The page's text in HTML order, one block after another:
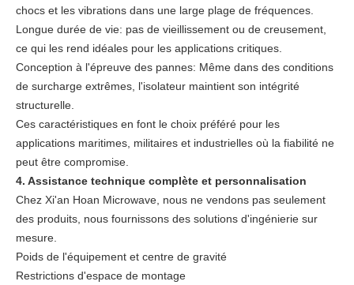
chocs et les vibrations dans une large plage de fréquences.
Longue durée de vie: pas de vieillissement ou de creusement,
ce qui les rend idéales pour les applications critiques.
Conception à l'épreuve des pannes: Même dans des conditions
de surcharge extrêmes, l'isolateur maintient son intégrité
structurelle.
Ces caractéristiques en font le choix préféré pour les
applications maritimes, militaires et industrielles où la fiabilité ne
peut être compromise.
4. Assistance technique complète et personnalisation
Chez Xi'an Hoan Microwave, nous ne vendons pas seulement
des produits, nous fournissons des solutions d'ingénierie sur
mesure.
Poids de l'équipement et centre de gravité
Restrictions d'espace de montage